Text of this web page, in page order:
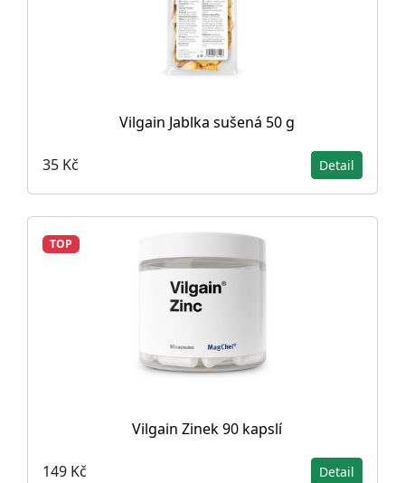
Vilgain Jablka sušená 50 g
35 Kč Detail
TOP
Vilgain Zinek 90 kapslí
149 Kč Detail